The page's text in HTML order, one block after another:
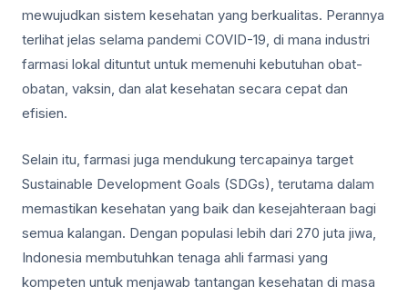
mewujudkan sistem kesehatan yang berkualitas. Perannya
terlihat jelas selama pandemi COVID-19, di mana industri
farmasi lokal dituntut untuk memenuhi kebutuhan obat-
obatan, vaksin, dan alat kesehatan secara cepat dan
efisien.
Selain itu, farmasi juga mendukung tercapainya target
Sustainable Development Goals (SDGs), terutama dalam
memastikan kesehatan yang baik dan kesejahteraan bagi
semua kalangan. Dengan populasi lebih dari 270 juta jiwa,
Indonesia membutuhkan tenaga ahli farmasi yang
kompeten untuk menjawab tantangan kesehatan di masa